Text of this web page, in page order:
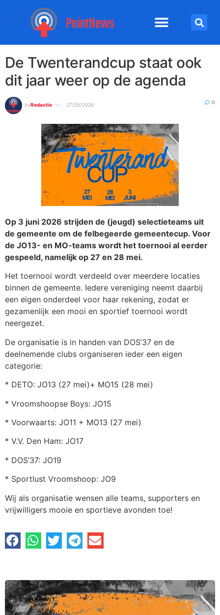
De Twenterandcup staat ook
dit jaar weer op de agenda
byRedactie 27/05/2026 0
Op 3 juni 2026 strijden de (jeugd) selectieteams uit
de gemeente om de felbegeerde gemeentecup. Voor
de JO13- en MO-teams wordt het toernooi al eerder
gespeeld, namelijk op 27 en 28 mei.
Het toernooi wordt verdeeld over meerdere locaties
binnen de gemeente. Iedere vereniging neemt daarbij
een eigen onderdeel voor haar rekening, zodat er
gezamenlijk een mooi en sportief toernooi wordt
neergezet.
De organisatie is in handen van DOS’37 en de
deelnemende clubs organiseren ieder een eigen
categorie:
* DETO: JO13 (27 mei)+ MO15 (28 mei)
* Vroomshoopse Boys: JO15
* Voorwaarts: JO11 + MO13 (27 mei)
* V.V. Den Ham: JO17
* DOS’37: JO19
* Sportlust Vroomshoop: JO9
Wij als organisatie wensen alle teams, supporters en
vrijwilligers mooie en sportieve avonden toe!